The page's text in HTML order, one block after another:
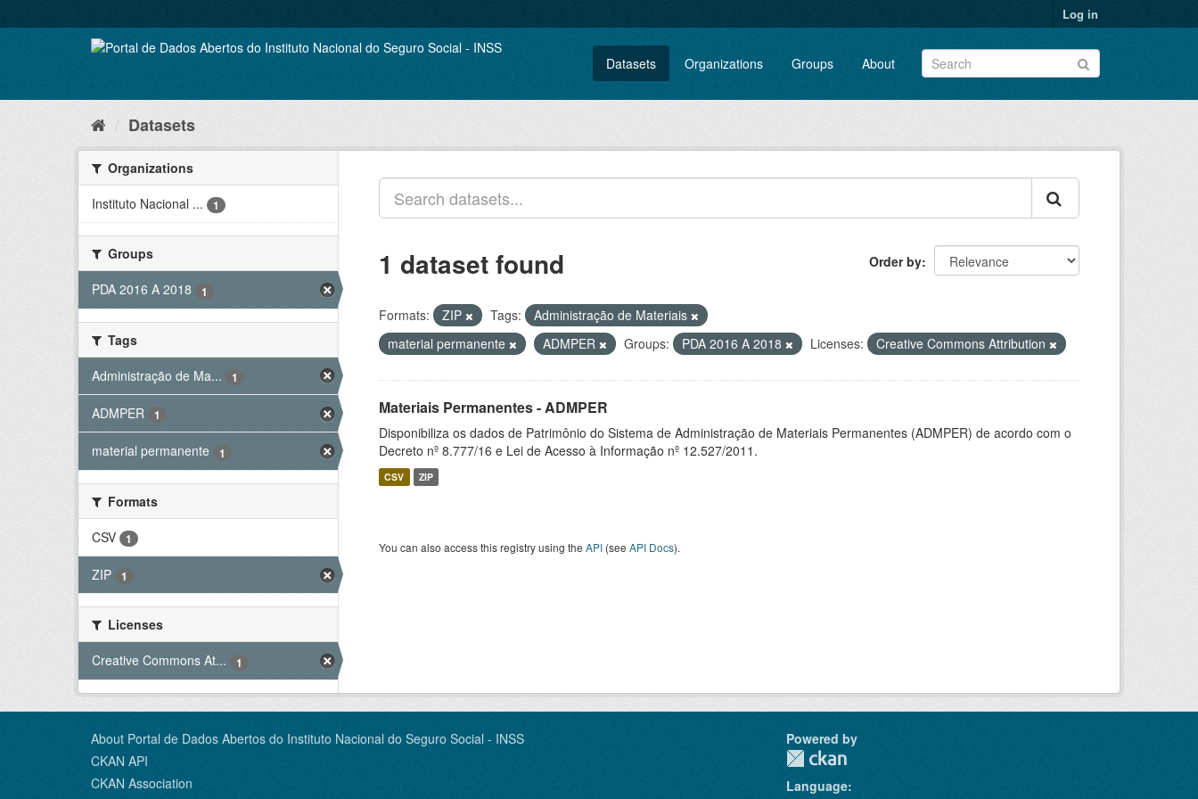
to
Log in
Datasets Organizations Groups About
Datasets
Organizations
Instituto Nacional ...
1
Groups
PDA 2016 A 2018
1
Tags
Administração de Ma...
1
ADMPER 1
material permanente 1
Formats
CSV
1
ZIP 1
Licenses
Creative Commons At...
1
Order by
1 dataset found
Formats: ZIP Tags:
Administração de Materiais
material permanente
ADMPER Groups: PDA 2016 A 2018 Licenses: Creative Commons Attribution
Materiais Permanentes - ADMPER
Disponibiliza os dados de Patrimônio do Sistema de Administração de Materiais Permanentes (ADMPER) de acordo com o
Decreto nº 8.777/16 e Lei de Acesso à Informação nº 12.527/2011.
CSV ZIP
You can also access this registry using the API (see API Docs).
About Portal de Dados Abertos do Instituto Nacional do Seguro Social - INSS
CKAN API
CKAN Association
Powered by
Language